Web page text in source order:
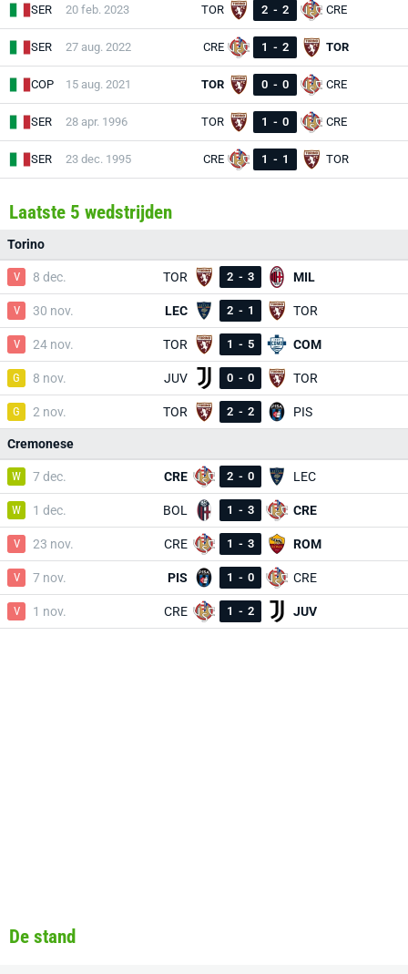
SER 20 feb. 2023 TOR 2 - 2 CRE
SER 27 aug. 2022 CRE 1 - 2 TOR
COP 15 aug. 2021 TOR 0 - 0 CRE
SER 28 apr. 1996 TOR 1 - 0 CRE
SER 23 dec. 1995 CRE 1 - 1 TOR
Laatste 5 wedstrijden
Torino
V 8 dec. TOR 2 - 3 MIL
V 30 nov. LEC 2 - 1 TOR
V 24 nov. TOR 1 - 5 COM
G 8 nov. JUV 0 - 0 TOR
G 2 nov. TOR 2 - 2 PIS
Cremonese
W 7 dec. CRE 2 - 0 LEC
W 1 dec. BOL 1 - 3 CRE
V 23 nov. CRE 1 - 3 ROM
V 7 nov. PIS 1 - 0 CRE
V 1 nov. CRE 1 - 2 JUV
De stand